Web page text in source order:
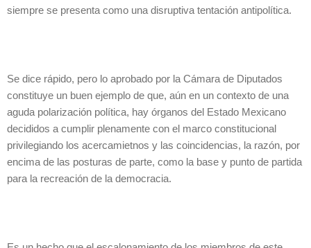
siempre se presenta como una disruptiva tentación antipolítica.
Se dice rápido, pero lo aprobado por la Cámara de Diputados
constituye un buen ejemplo de que, aún en un contexto de una
aguda polarización política, hay órganos del Estado Mexicano
decididos a cumplir plenamente con el marco constitucional
privilegiando los acercamietnos y las coincidencias, la razón, por
encima de las posturas de parte, como la base y punto de partida
para la recreación de la democracia.